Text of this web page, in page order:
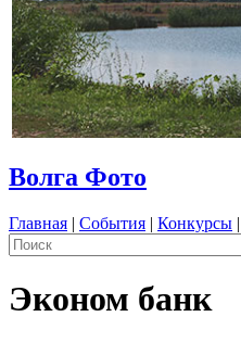
Волга Фото
Главная | События | Конкурсы |
Эконом банк